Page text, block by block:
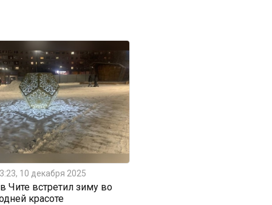
10 декабря 2025
встретил зиму во
красоте